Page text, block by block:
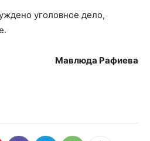
уголовное дело,
Мавлюда Рафиева